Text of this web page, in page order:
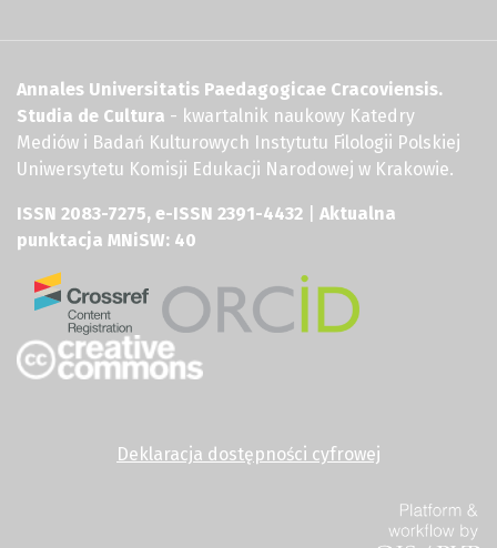
Annales Universitatis Paedagogicae Cracoviensis.
Studia de Cultura - kwartalnik naukowy Katedry
Mediów i Badań Kulturowych Instytutu Filologii Polskiej
Uniwersytetu Komisji Edukacji Narodowej w Krakowie.
ISSN 2083-7275, e-ISSN 2391-4432
Aktualna
punktacja MNiSW: 40
Deklaracja dostępności cyfrowej